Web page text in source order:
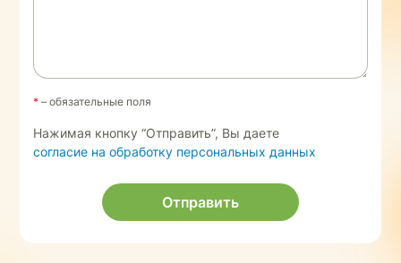
* – обязательные поля
Нажимая кнопку “Отправить”, Вы даете
согласие на обработку персональных данных
Отправить